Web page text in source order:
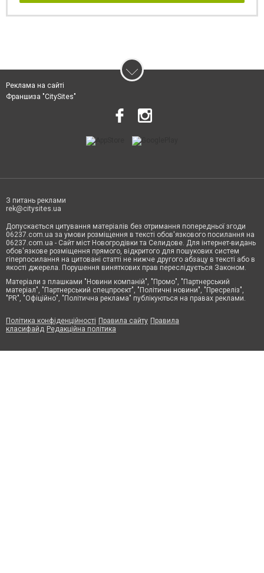
Реклама на сайті
Франшиза "CitySites"
З питань реклами
rek@citysites.ua
Допускається цитування матеріалів без отримання попередньої згоди
06237.com.ua за умови розміщення в тексті обов'язкового посилання на
06237.com.ua - Сайт міст Новогродівки та Селидове. Для інтернет-видань
обов'язкове розміщення прямого, відкритого для пошукових систем
гіперпосилання на цитовані статті не нижче другого абзацу в тексті або в
якості джерела. Порушення виняткових прав переслідується Законом.
Матеріали з плашками "Новини компаній", "Промо", "Партнерський
матеріал", "Партнерський спецпроєкт", "Політичні новини", "Пресреліз",
"PR", "Офіційно", "Політична реклама" публікуються на правах реклами.
Політика конфіденційності Правила сайту Правила
класифайд Редакційна політика